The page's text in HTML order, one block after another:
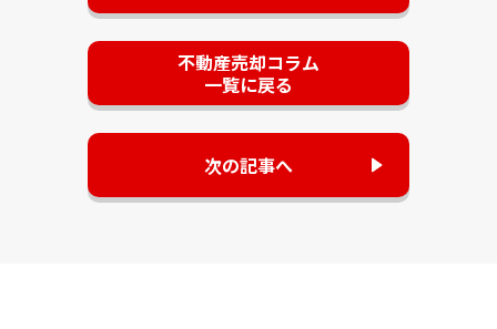
不動産売却コラム
一覧に戻る
次の記事へ